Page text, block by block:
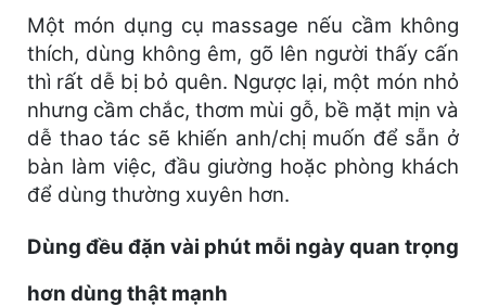
Một món dụng cụ massage nếu cầm không
thích, dùng không êm, gõ lên người thấy cấn
thì rất dễ bị bỏ quên. Ngược lại, một món nhỏ
nhưng cầm chắc, thơm mùi gỗ, bề mặt mịn và
dễ thao tác sẽ khiến anh/chị muốn để sẵn ở
bàn làm việc, đầu giường hoặc phòng khách
để dùng thường xuyên hơn.
Dùng đều đặn vài phút mỗi ngày quan trọng
hơn dùng thật mạnh